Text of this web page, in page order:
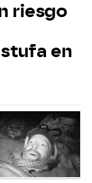
riesgo
en